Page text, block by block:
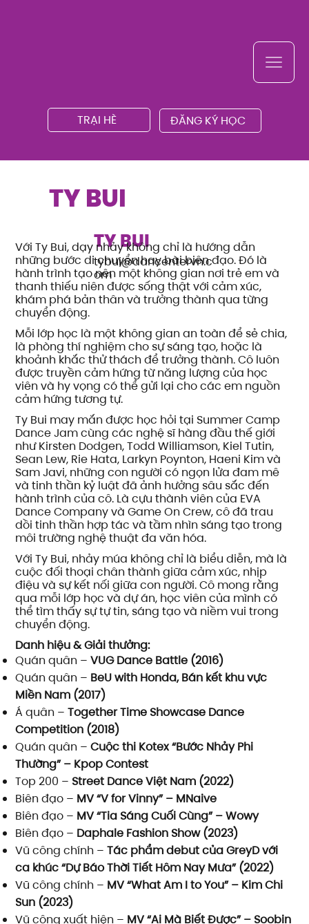
TRẠI HÈ ĐĂNG KÝ HỌC
TY BUI
TY BUI
tybui@dancentervn.c
om
Với Ty Bui, dạy nhảy không chỉ là hướng dẫn
những bước di chuyển hay bài biên đạo. Đó là
hành trình tạo nên một không gian nơi trẻ em và
thanh thiếu niên được sống thật với cảm xúc,
khám phá bản thân và trưởng thành qua từng
chuyển động.
Mỗi lớp học là một không gian an toàn để sẻ chia,
là phòng thí nghiệm cho sự sáng tạo, hoặc là
khoảnh khắc thử thách để trưởng thành. Cô luôn
được truyền cảm hứng từ năng lượng của học
viên và hy vọng có thể gửi lại cho các em nguồn
cảm hứng tương tự.
Ty Bui may mắn được học hỏi tại Summer Camp
Dance Jam cùng các nghệ sĩ hàng đầu thế giới
như Kirsten Dodgen, Todd Williamson, Kiel Tutin,
Sean Lew, Rie Hata, Larkyn Poynton, Haeni Kim và
Sam Javi, những con người có ngọn lửa đam mê
và tinh thần kỷ luật đã ảnh hưởng sâu sắc đến
hành trình của cô. Là cựu thành viên của EVA
Dance Company và Game On Crew, cô đã trau
dồi tinh thần hợp tác và tầm nhìn sáng tạo trong
môi trường nghệ thuật đa văn hóa.
Với Ty Bui, nhảy múa không chỉ là biểu diễn, mà là
cuộc đối thoại chân thành giữa cảm xúc, nhịp
điệu và sự kết nối giữa con người. Cô mong rằng
qua mỗi lớp học và dự án, học viên của mình có
thể tìm thấy sự tự tin, sáng tạo và niềm vui trong
chuyển động.
Danh hiệu & Giải thưởng:
Quán quân –VUG Dance Battle (2016)
Quán quân – BeU with Honda, Bán kết khu vực
Miền Nam (2017)
Á quân –Together Time Showcase Dance
Competition (2018)
Quán quân –Cuộc thi Kotex “Bước Nhảy Phi
Thường” – Kpop Contest
Top 200 – Street Dance Việt Nam (2022)
Biên đạo – MV “V for Vinny” – MNaive
Biên đạo – MV “Tia Sáng Cuối Cùng” – Wowy
Biên đạo – Daphale Fashion Show (2023)
Vũ công chính –Tác phẩm debut của GreyD với
ca khúc “Dự Báo Thời Tiết Hôm Nay Mưa” (2022)
Vũ công chính – MV “What Am I to You” – Kim Chi
Sun (2023)
Vũ công xuất hiện – MV “Ai Mà Biết Được” – Soobin